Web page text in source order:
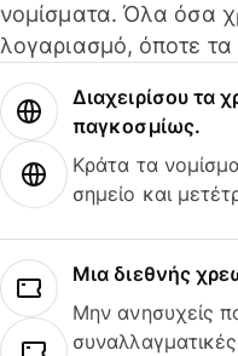
νομίσματα. Όλα όσα
λογαριασμό, όποτε τα
Διαχειρίσου τα
παγκοσμίως.
Κράτα τα
σημείο και
Μια διεθνής
Μην ανησυχείς